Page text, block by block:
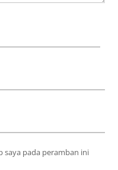
saya pada peramban ini